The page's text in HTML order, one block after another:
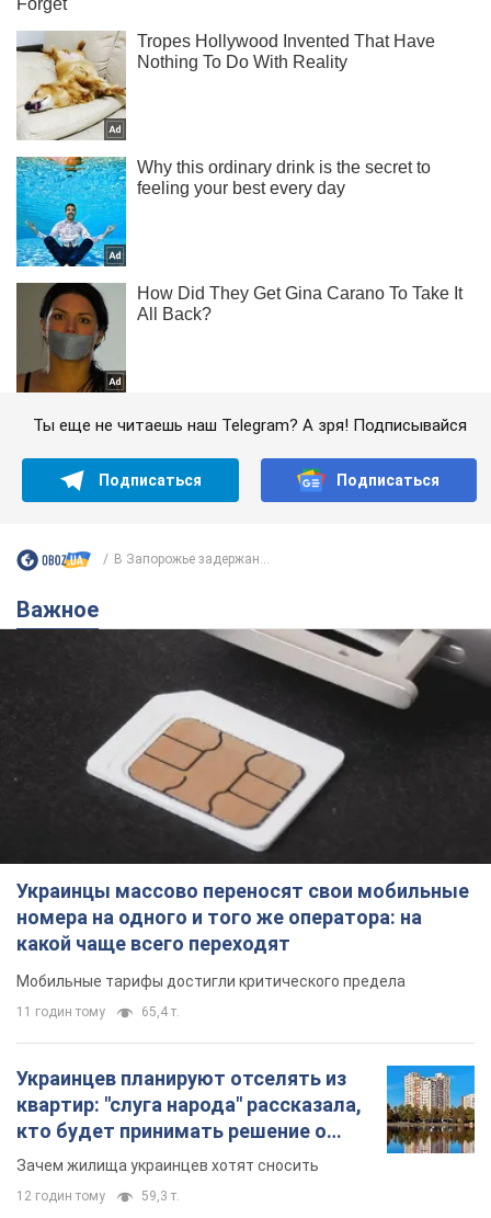
Ты еще не читаешь наш Telegram? А зря! Подписывайся
Подписаться Подписаться
В Запорожье задержан...
Важное
Украинцы массово переносят свои мобильные
номера на одного и того же оператора: на
какой чаще всего переходят
Мобильные тарифы достигли критического предела
11 годин тому 65,4 т.
Украинцев планируют отселять из
квартир: "слуга народа" рассказала,
кто будет принимать решение о
сносе домов
Зачем жилища украинцев хотят сносить
12 годин тому 59,3 т.